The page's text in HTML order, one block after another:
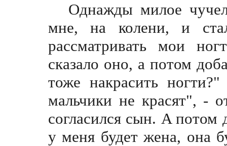
Однажды милое
мне, на колени, и
рассматривать мои
сказало оно, а потом
тоже накрасить
мальчики не красят", -
согласился сын. A потом
у меня будет жена, она